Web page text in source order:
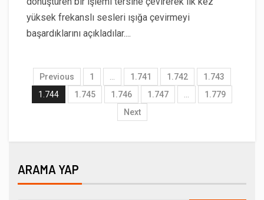
yüksek frekanslı sesleri ışığa çevirmeyi
başardıklarını açıkladılar....
Previous 1 1.741 1.742
1.743
1.744
1.745 1.746 1.747
1.779
Next
ARAMA YAP